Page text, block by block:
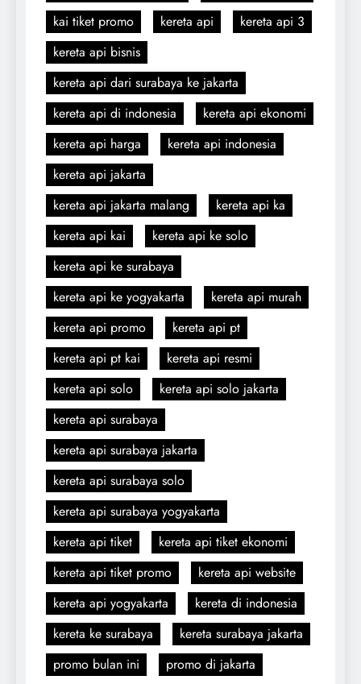
kai tiket promo
kereta api
kereta api 3
kereta api bisnis
kereta api dari surabaya ke jakarta
kereta api di indonesia
kereta api ekonomi
kereta api harga
kereta api indonesia
kereta api jakarta
kereta api jakarta malang
kereta api ka
kereta api kai
kereta api ke solo
kereta api ke surabaya
kereta api ke yogyakarta
kereta api murah
kereta api promo
kereta api pt
kereta api pt kai
kereta api resmi
kereta api solo
kereta api solo jakarta
kereta api surabaya
kereta api surabaya jakarta
kereta api surabaya solo
kereta api surabaya yogyakarta
kereta api tiket
kereta api tiket ekonomi
kereta api tiket promo
kereta api website
kereta api yogyakarta
kereta di indonesia
kereta ke surabaya
kereta surabaya jakarta
promo bulan ini
promo di jakarta